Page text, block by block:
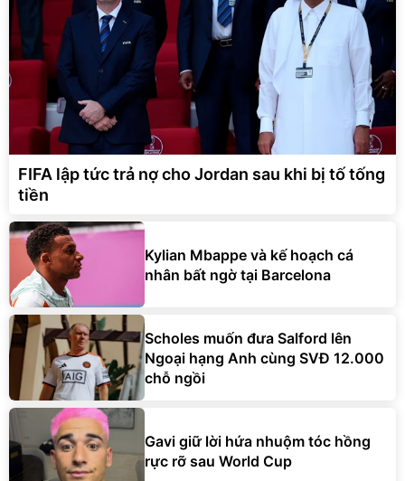
FIFA lập tức trả nợ cho Jordan sau khi bị tố tống
tiền
Kylian Mbappe và kế hoạch cá
nhân bất ngờ tại Barcelona
Scholes muốn đưa Salford lên
Ngoại hạng Anh cùng SVĐ 12.000
chỗ ngồi
Gavi giữ lời hứa nhuộm tóc hồng
rực rỡ sau World Cup